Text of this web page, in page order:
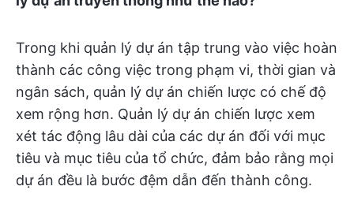
Trong khi quản lý dự án tập trung vào việc hoàn
thành các công việc trong phạm vi, thời gian và
ngân sách, quản lý dự án chiến lược có chế độ
xem rộng hơn. Quản lý dự án chiến lược xem
xét tác động lâu dài của các dự án đối với mục
tiêu và mục tiêu của tổ chức, đảm bảo rằng mọi
dự án đều là bước đệm dẫn đến thành công.